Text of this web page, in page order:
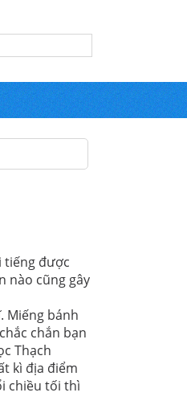
tiếng được
nào cũng gây
Miếng bánh
chắn bạn
Thạch
kì địa điểm
chiều tối thì